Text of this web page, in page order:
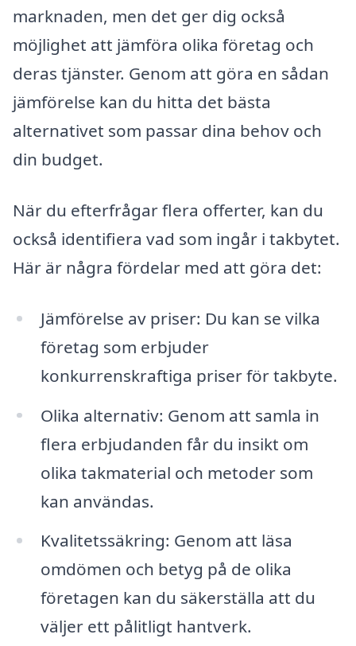
marknaden, men det ger dig också
möjlighet att jämföra olika företag och
deras tjänster. Genom att göra en sådan
jämförelse kan du hitta det bästa
alternativet som passar dina behov och
din budget.
När du efterfrågar flera offerter, kan du
också identifiera vad som ingår i takbytet.
Här är några fördelar med att göra det:
Jämförelse av priser: Du kan se vilka
företag som erbjuder
konkurrenskraftiga priser för takbyte.
Olika alternativ: Genom att samla in
flera erbjudanden får du insikt om
olika takmaterial och metoder som
kan användas.
Kvalitetssäkring: Genom att läsa
omdömen och betyg på de olika
företagen kan du säkerställa att du
väljer ett pålitligt hantverk.